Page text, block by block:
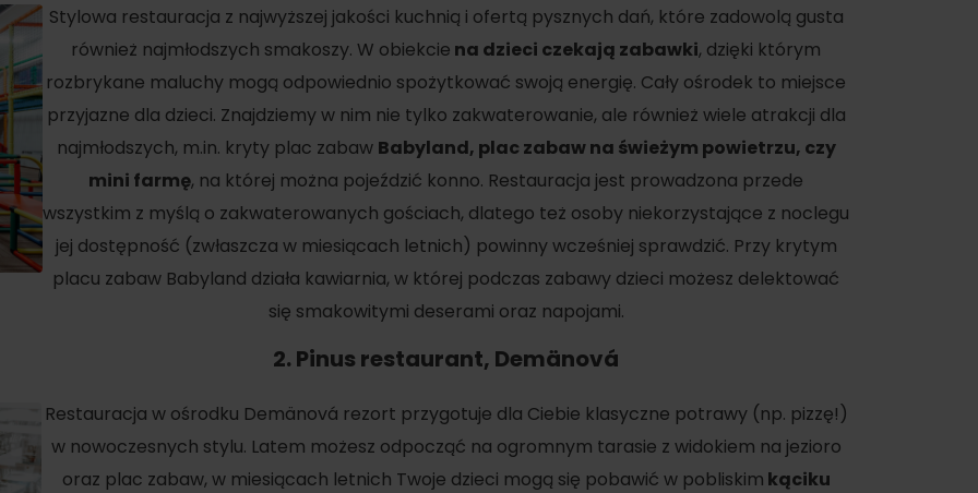
Narciarstwo biegowe
Turystyka w zimie
Wellness i spa
Atrakcje wodne
Historia i kultura
Stylowa restauracja z najwyższej jakości kuchnią i ofertą pysznych dań, które zadowolą gusta
również najmłodszych smakoszy. W obiekcie na dzieci czekają zabawki, dzięki którym
rozbrykane maluchy mogą odpowiednio spożytkować swoją energię. Cały ośrodek to miejsce
przyjazne dla dzieci. Znajdziemy w nim nie tylko zakwaterowanie, ale również wiele atrakcji dla
najmłodszych, m.in. kryty plac zabaw Babyland, plac zabaw na świeżym powietrzu, czy
mini farmę, na której można pojeździć konno. Restauracja jest prowadzona przede
wszystkim z myślą o zakwaterowanych gościach, dlatego też osoby niekorzystające z noclegu
jej dostępność (zwłaszcza w miesiącach letnich) powinny wcześniej sprawdzić. Przy krytym
placu zabaw Babyland działa kawiarnia, w której podczas zabawy dzieci możesz delektować
się smakowitymi deserami oraz napojami.
2. Pinus restaurant, Demänová
Restauracja w ośrodku Demänová rezort przygotuje dla Ciebie klasyczne potrawy (np. pizzę!)
w nowoczesnych stylu. Latem możesz odpocząć na ogromnym tarasie z widokiem na jezioro
oraz plac zabaw, w miesiącach letnich Twoje dzieci mogą się pobawić w pobliskim kąciku